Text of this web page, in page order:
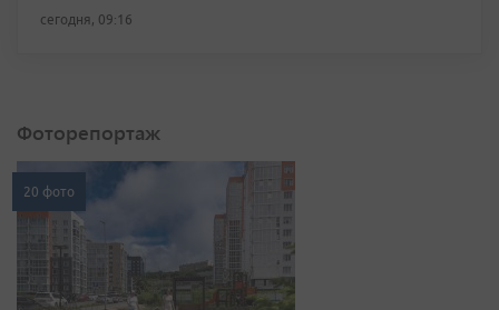
сегодня, 09:16
Фоторепортаж
20 фото